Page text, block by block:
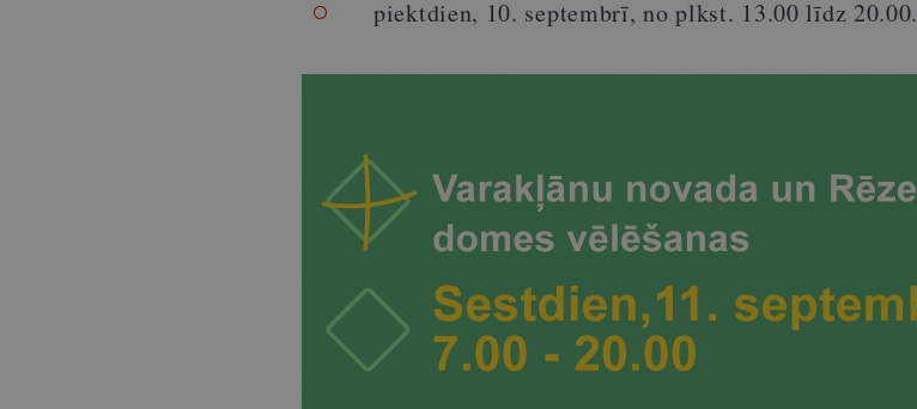
piektdien, 10. septembrī, no plkst. 13.00 līdz 20.00.